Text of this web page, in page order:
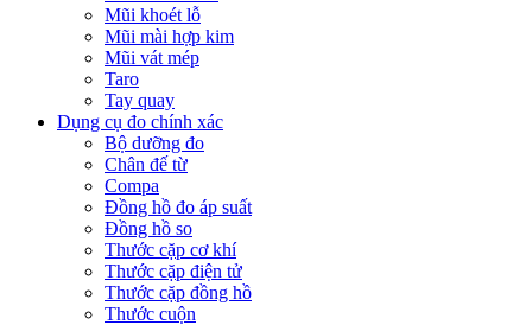
Mũi khoét lỗ
Mũi mài hợp kim
Mũi vát mép
Taro
Tay quay
Dụng cụ đo chính xác
Bộ dưỡng đo
Chân đế từ
Compa
Đồng hồ đo áp suất
Đồng hồ so
Thước cặp cơ khí
Thước cặp điện tử
Thước cặp đồng hồ
Thước cuộn